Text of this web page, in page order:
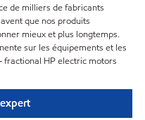
de milliers de fabricants
que nos produits
mieux et plus longtemps.
sur les équipements et les
fractional HP electric motors